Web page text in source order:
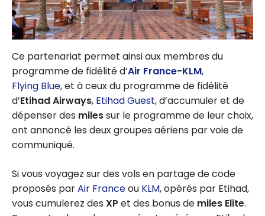
Ce partenariat permet ainsi aux membres du
programme de fidélité d’Air France-KLM,
Flying Blue, et à ceux du programme de fidélité
d’Etihad Airways, Etihad Guest, d’accumuler et de
dépenser des milessur le programme de leur choix,
ont annoncé les deux groupes aériens par voie de
communiqué.
Si vous voyagez sur des vols en partage de code
proposés parAir Franceou KLM, opérés par Etihad,
vous cumulerez des XP et des bonus de miles Elite.